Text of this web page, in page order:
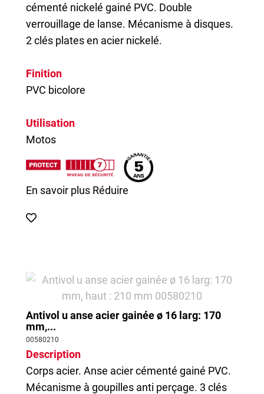
cémenté nickelé gainé PVC. Double
verrouillage de lanse. Mécanisme à disques.
2 clés plates en acier nickelé.
Finition
PVC bicolore
Utilisation
Motos
En savoir plus Réduire
Antivol u anse acier gainée ø 16 larg: 170
mm,...
00580210
Description
Corps acier. Anse acier cémenté gainé PVC.
Mécanisme à goupilles anti perçage. 3 clés